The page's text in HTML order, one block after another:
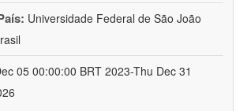
Universidade Federal de São João
05 00:00:00 BRT 2023-Thu Dec 31